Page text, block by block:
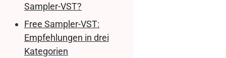
Sampler-VST?
Free Sampler-VST:
Empfehlungen in drei
Kategorien